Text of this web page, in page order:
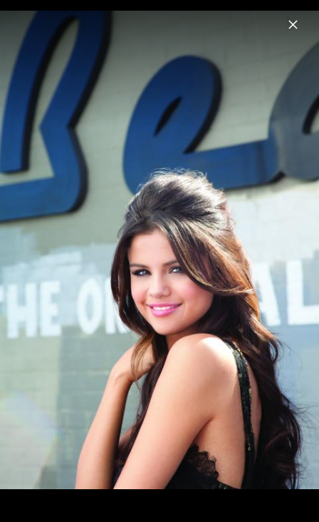
Menu
Selena Gomez
Home News Musik Videos Fotos Biografie
Pressebilder "I Said I Love You First"
(2025)
Pressebilder "Call Me When You Break
Up" (2025)